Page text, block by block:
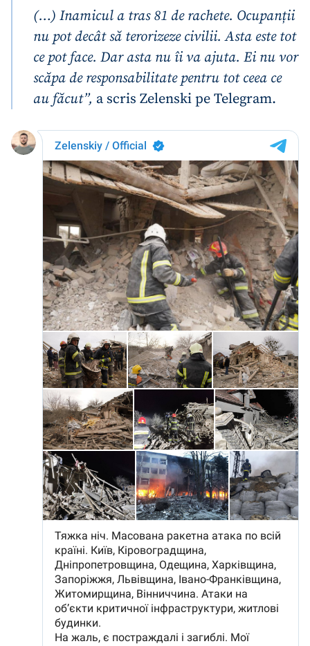
(…) Inamicul a tras 81 de rachete. Ocupanții
nu pot decât să terorizeze civilii. Asta este tot
ce pot face. Dar asta nu îi va ajuta. Ei nu vor
scăpa de responsabilitate pentru tot ceea ce
au făcut”, a scris Zelenski pe Telegram.